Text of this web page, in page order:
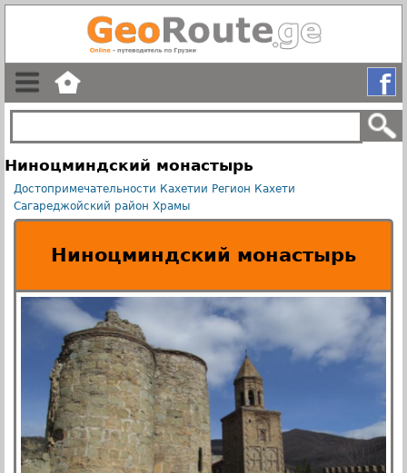
Ниноцминдский монастырь
Достопримечательности Кахетии Регион Кахети
Сагареджойский район Храмы
Ниноцминдский монастырь